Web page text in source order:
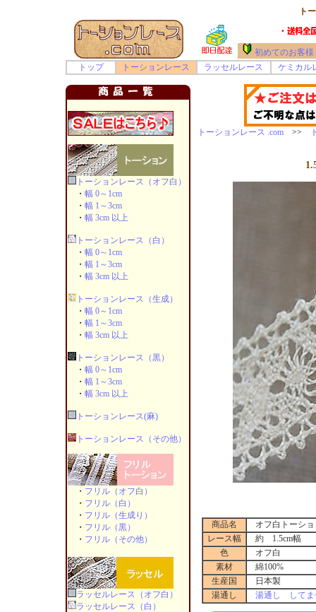
ト
初めてのお客様
トップ
トーションレース ラッセルレース ケミカル
トーションレース（オフ白）
・ 幅 0～1cm
・ 幅 1～3cm
・ 幅 3cm 以上
トーションレース（白）
・ 幅 0～1cm
・ 幅 1～3cm
・ 幅 3cm 以上
トーションレース（生成）
・ 幅 0～1cm
・ 幅 1～3cm
・ 幅 3cm 以上
トーションレース（黒）
・ 幅 0～1cm
・ 幅 1～3cm
・ 幅 3cm 以上
トーションレース(麻)
トーションレース（その他）
・ フリル（オフ白）
・ フリル（白）
・ フリル（生成り）
・ フリル（黒）
・ フリル（その他）
ラッセルレース（オフ白）
ラッセルレース（白）
トーションレース .com>>
商品名
オフ白トーシ
レース幅
約 1.5cm幅
色
オフ白
素材
綿100%
生産国
日本製
湯通し
湯通し してま